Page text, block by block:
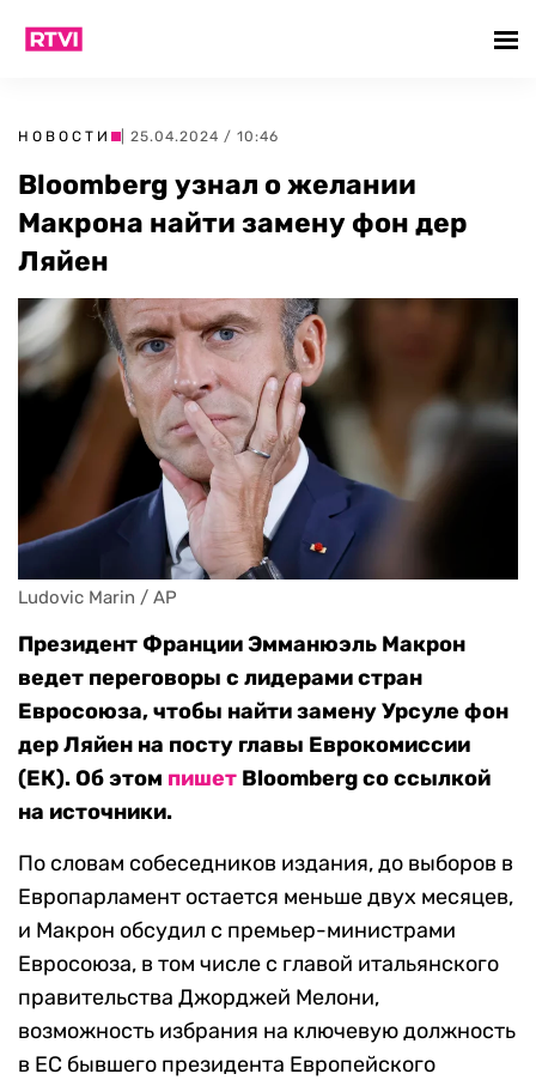
НОВОСТИ | 25.04.2024 / 10:46
Bloomberg узнал о желании
Макрона найти замену фон дер
Ляйен
Ludovic Marin / AP
Президент Франции Эмманюэль Макрон
ведет переговоры с лидерами стран
Евросоюза, чтобы найти замену Урсуле фон
дер Ляйен на посту главы Еврокомиссии
(ЕК). Об этом пишет Bloomberg со ссылкой
на источники.
По словам собеседников издания, до выборов в
Европарламент остается меньше двух месяцев,
и Макрон обсудил с премьер-министрами
Евросоюза, в том числе с главой итальянского
правительства Джорджей Мелони,
возможность избрания на ключевую должность
в ЕС бывшего президента Европейского